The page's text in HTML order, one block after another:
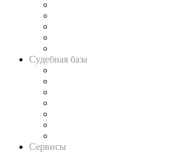
Судебная база
Сервисы